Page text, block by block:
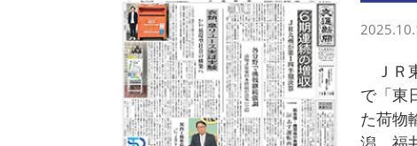
ＪＲ
で「東
た荷物